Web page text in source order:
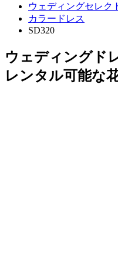
ウェディングセレク
カラードレス
SD320
ウェディングド
レンタル可能な